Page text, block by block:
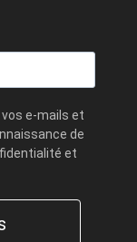
e-mails et
de
et